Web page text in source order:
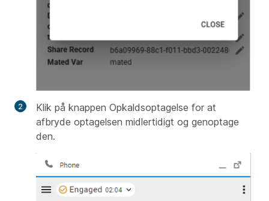
Klik på knappen Opkaldsoptagelse for at
afbryde optagelsen midlertidigt og genoptage
den.